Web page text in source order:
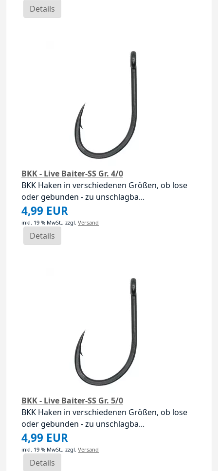
Details
BKK - Live Baiter-SS Gr. 4/0
BKK Haken in verschiedenen Größen, ob lose
oder gebunden - zu unschlagba...
4,99 EUR
inkl. 19 % MwSt., zzgl. Versand
Details
BKK - Live Baiter-SS Gr. 5/0
BKK Haken in verschiedenen Größen, ob lose
oder gebunden - zu unschlagba...
4,99 EUR
inkl. 19 % MwSt., zzgl. Versand
Details